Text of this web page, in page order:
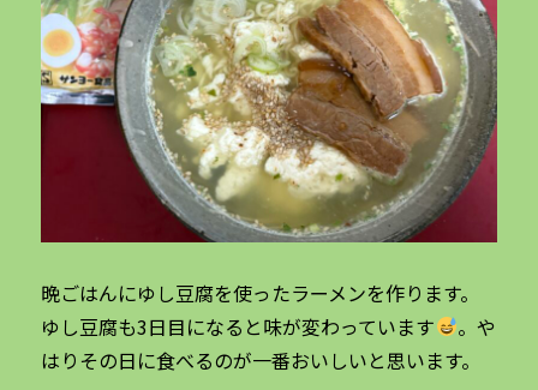
晩ごはんにゆし豆腐を使ったラーメンを作ります。
ゆし豆腐も3日目になると味が変わっています
。や
はりその日に食べるのが一番おいしいと思います。